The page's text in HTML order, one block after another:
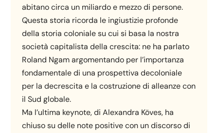
abitano circa un miliardo e mezzo di persone.
Questa storia ricorda le ingiustizie profonde
della storia coloniale su cui si basa la nostra
società capitalista della crescita: ne ha parlato
Roland Ngam argomentando per l’importanza
fondamentale di una prospettiva decoloniale
per la decrescita e la costruzione di alleanze con
il Sud globale.
Ma l’ultima keynote, di Alexandra Köves, ha
chiuso su delle note positive con un discorso di